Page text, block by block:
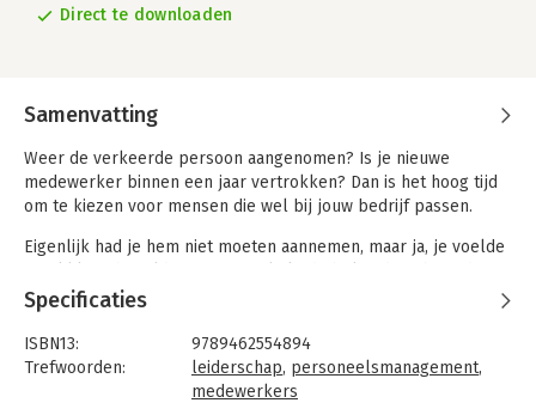
Direct te downloaden
Samenvatting
Weer de verkeerde persoon aangenomen? Is je nieuwe
medewerker binnen een jaar vertrokken? Dan is het hoog tijd
om te kiezen voor mensen die wel bij jouw bedrijf passen.
Eigenlijk had je hem niet moeten aannemen, maar ja, je voelde
enige niet. Zogenaamde 'mismatches' zorgen voor torenhoge
kosten, frustraties bij collega's en ongewenst verloop. En ze
kosten jou bovendien veel energie. Dit moet anders, maar hoe
herken jij jouw ideale medewerker?
Specificaties
ISBN13:
9789462554894
Trefwoorden:
leiderschap, personeelsmanagement,
medewerkers